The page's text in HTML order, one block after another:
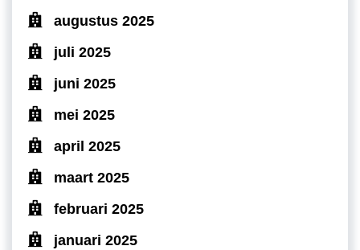
augustus 2025
juli 2025
juni 2025
mei 2025
april 2025
maart 2025
februari 2025
januari 2025